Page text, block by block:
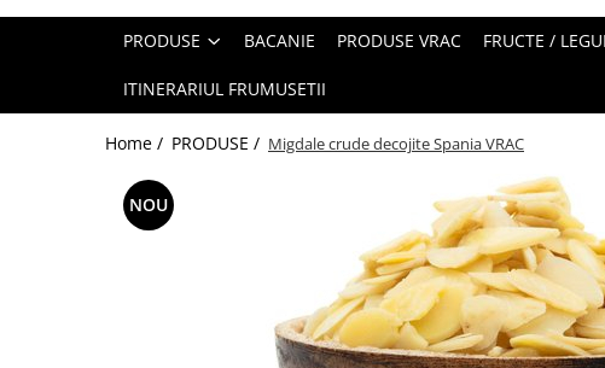
ULEIURI ȘI UNTURI
FRUCTE DESHIDRATATE
FRUCTE LA CONSERVĂ
OȚETURI ȘI SOSURI
PRODUSE BACANIE PRODUSE VRAC FRUCTE /
ITINERARIUL FRUMUSETII
Home / PRODUSE / Migdale crude decojite Spania VRAC
NOU